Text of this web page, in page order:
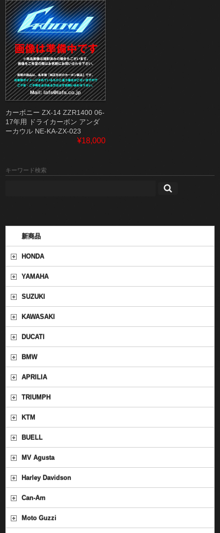
カーボニー ZX-14 ZZR1400 06-
17年用 ドライカーボン アンダ
ーカウル NE-KA-ZX-023
¥18,000
キーワード検索
新商品
HONDA
YAMAHA
SUZUKI
KAWASAKI
DUCATI
BMW
APRILIA
TRIUMPH
KTM
BUELL
MV Agusta
Harley Davidson
Can-Am
Moto Guzzi